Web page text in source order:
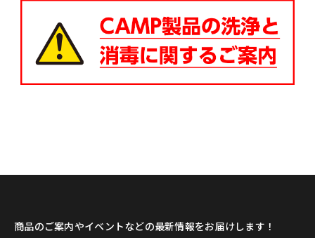
商品のご案内やイベントなどの最新情報をお届けします！